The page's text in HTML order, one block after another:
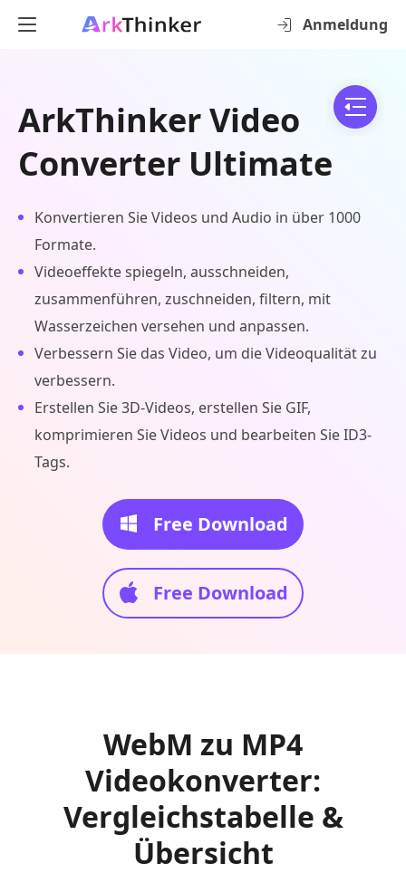
Anmeldung
ArkThinker Video
Converter Ultimate
Konvertieren Sie Videos und Audio in über 1000
Formate.
Videoeffekte spiegeln, ausschneiden,
zusammenführen, zuschneiden, filtern, mit
Wasserzeichen versehen und anpassen.
Verbessern Sie das Video, um die Videoqualität zu
verbessern.
Erstellen Sie 3D-Videos, erstellen Sie GIF,
komprimieren Sie Videos und bearbeiten Sie ID3-
Tags.
Free Download
Free Download
WebM zu MP4
Videokonverter:
Vergleichstabelle &
Übersicht